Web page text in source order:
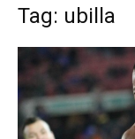
Tag: ubilla